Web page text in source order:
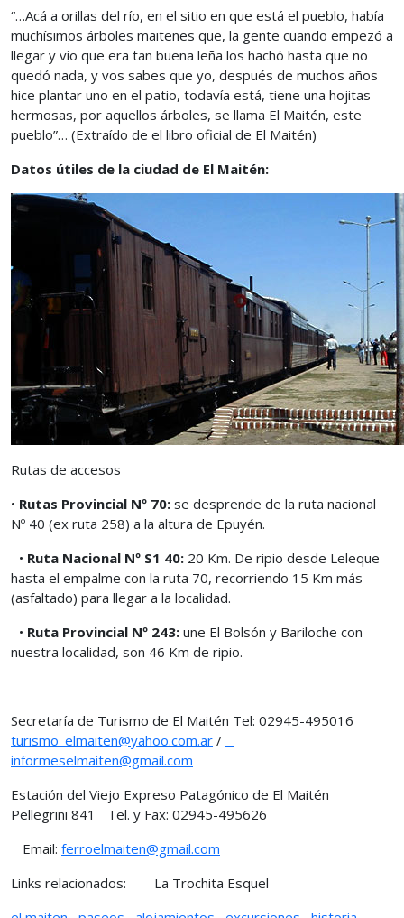
“…Acá a orillas del río, en el sitio en que está el pueblo, había
muchísimos árboles maitenes que, la gente cuando empezó a
llegar y vio que era tan buena leña los hachó hasta que no
quedó nada, y vos sabes que yo, después de muchos años
hice plantar uno en el patio, todavía está, tiene una hojitas
hermosas, por aquellos árboles, se llama El Maitén, este
pueblo”… (Extraído de el libro oficial de El Maitén)
Datos útiles de la ciudad de El Maitén:
Rutas de accesos
• Rutas Provincial Nº 70: se desprende de la ruta nacional
Nº 40 (ex ruta 258) a la altura de Epuyén.
• Ruta Nacional Nº S1 40: 20 Km. De ripio desde Leleque
hasta el empalme con la ruta 70, recorriendo 15 Km más
(asfaltado) para llegar a la localidad.
• Ruta Provincial Nº 243: une El Bolsón y Bariloche con
nuestra localidad, son 46 Km de ripio.
Secretaría de Turismo de El Maitén Tel: 02945-495016
turismo_elmaiten@yahoo.com.ar /
informeselmaiten@gmail.com
Estación del Viejo Expreso Patagónico de El Maitén
Pellegrini 841 Tel. y Fax: 02945-495626
Email: ferroelmaiten@gmail.com
Links relacionados: La Trochita Esquel